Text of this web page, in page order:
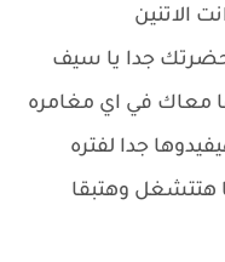
الاتنين
جدا يا سيف
معاك في اي مغامره
جدا لفتره
هتتشغل وهتبقا